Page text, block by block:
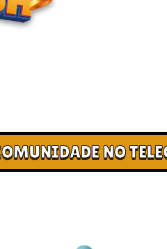
O CLUBE DOS
NO